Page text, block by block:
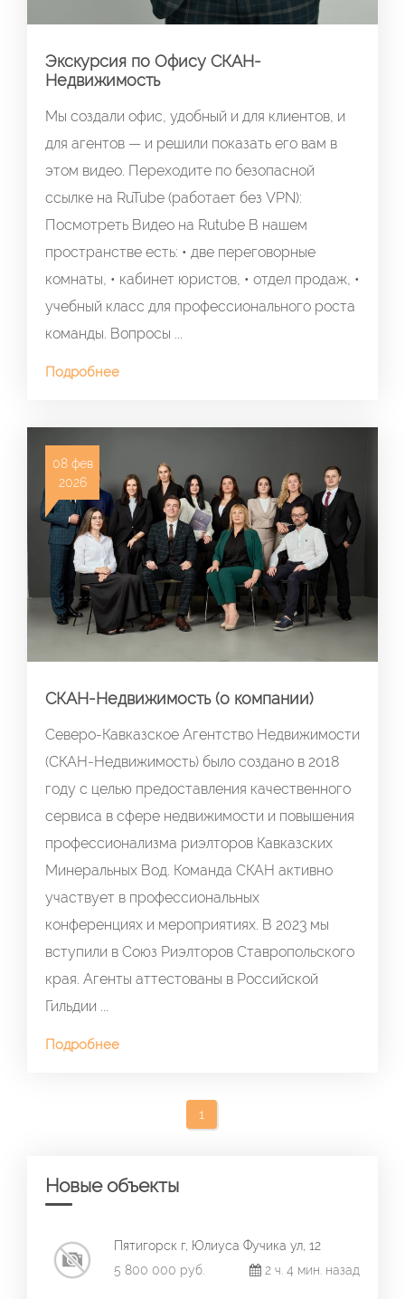
Экскурсия по Офису СКАН-
Недвижимость
Мы создали офис, удобный и для клиентов, и
для агентов — и решили показать его вам в
этом видео. Переходите по безопасной
ссылке на RuTube (работает без VPN):
Посмотреть Видео на Rutube В нашем
пространстве есть: • две переговорные
комнаты, • кабинет юристов, • отдел продаж, •
учебный класс для профессионального роста
команды. Вопросы ...
Подробнее
08 фев
2026
СКАН-Недвижимость (о компании)
Северо-Кавказское Агентство Недвижимости
(СКАН-Недвижимость) было создано в 2018
году с целью предоставления качественного
сервиса в сфере недвижимости и повышения
профессионализма риэлторов Кавказских
Минеральных Вод. Команда СКАН активно
участвует в профессиональных
конференциях и мероприятиях. В 2023 мы
вступили в Союз Риэлторов Ставропольского
края. Агенты аттестованы в Российской
Гильдии ...
Подробнее
1
Новые объекты
Пятигорск г, Юлиуса Фучика ул, 12
5 800 000 руб.
2 ч. 4 мин. назад